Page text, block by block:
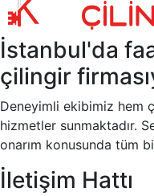
İstanbul'da
çilingir
Deneyimli ekibimiz hem
hizmetler sunmaktadır.
onarım konusunda tüm
İletişim Hattı